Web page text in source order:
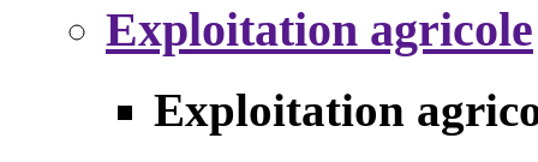
Exploitation agricole
Exploitation